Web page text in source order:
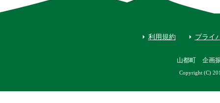
利用規約 プライ
山都町 企画
Copyright (C)